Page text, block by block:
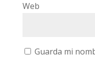
Web
Guarda mi